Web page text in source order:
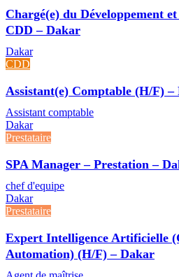
Chargé(e) du Développement
CDD – Dakar
Dakar
CDD
Assistant(e) Comptable (H/F)
Assistant comptable
Dakar
Prestataire
SPA Manager – Prestation –
chef d'equipe
Dakar
Prestataire
Expert Intelligence Artificielle
Automation) (H/F) – Dakar